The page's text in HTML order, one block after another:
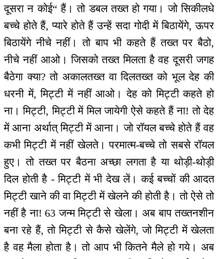
दूसरा न कोई“ हैं। तो डबल तख्त हो गया। जो सिकीलधे
बच्चे होते हैं, प्यारे होते हैं उन्हें सदा गोदी में बिठायेंगे, ऊपर
बिठायेंगे नीचे नहीं। तो बाप भी कहते हैं तख्त पर बैठो,
नीचे नहीं आओ। जिसको तख्त मिलता है वह दूसरी जगह
बैठेगा क्या? तो अकालतख्त वा दिलतख्त को भूल देह की
धरनी में, मिट्टी में नहीं आओ। देह को मिट्टी कहते हो
ना। मिट्टी, मिट्टी में मिल जायेगी ऐसे कहते हैं ना! तो देह
में आना अर्थात् मिट्टी में आना। जो रॉयल बच्चे होते हैं वह
कभी मिट्टी में नहीं खेलते। परमात्म-बच्चे तो सबसे रॉयल
हुए। तो तख्त पर बैठना अच्छा लगता है या थोड़ी-थोड़ी
दिल होती है - मिट्टी में भी देख लें। कई बच्चों की आदत
मिट्टी खाने की वा मिट्टी में खेलने की होती है। तो ऐसे तो
नहीं है ना! 63 जन्म मिट्टी से खेला। अब बाप तख्तनशीन
बना रहे हैं, तो मिट्टी से कैसे खेलेंगे, जो मिट्टी में खेलता
है वह मैला होता है। तो आप भी कितने मैले हो गये। अब